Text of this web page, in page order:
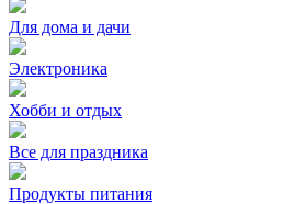
Для дома и дачи
Электроника
Хобби и отдых
Все для праздника
Продукты питания